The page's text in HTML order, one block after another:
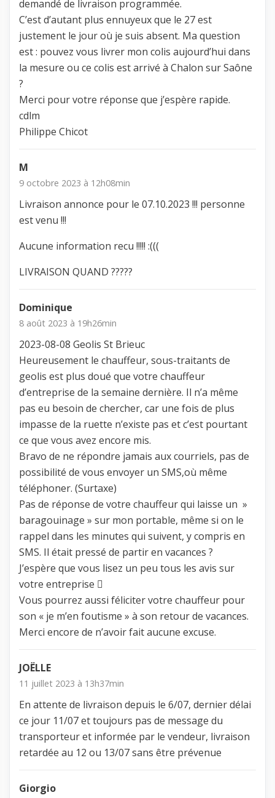
demandé de livraison programmée.
C’est d’autant plus ennuyeux que le 27 est
justement le jour où je suis absent. Ma question
est : pouvez vous livrer mon colis aujourd’hui dans
la mesure ou ce colis est arrivé à Chalon sur Saône
?
Merci pour votre réponse que j’espère rapide.
cdlm
Philippe Chicot
M
9 octobre 2023 à 12h08min
Livraison annonce pour le 07.10.2023 !!! personne
est venu !!!
Aucune information recu !!!!! :(((
LIVRAISON QUAND ?????
Dominique
8 août 2023 à 19h26min
2023-08-08 Geolis St Brieuc
Heureusement le chauffeur, sous-traitants de
geolis est plus doué que votre chauffeur
d’entreprise de la semaine dernière. Il n’a même
pas eu besoin de chercher, car une fois de plus
impasse de la ruette n’existe pas et c’est pourtant
ce que vous avez encore mis.
Bravo de ne répondre jamais aux courriels, pas de
possibilité de vous envoyer un SMS,où même
téléphoner. (Surtaxe)
Pas de réponse de votre chauffeur qui laisse un »
baragouinage » sur mon portable, même si on le
rappel dans les minutes qui suivent, y compris en
SMS. Il était pressé de partir en vacances ?
J’espère que vous lisez un peu tous les avis sur
votre entreprise 
Vous pourrez aussi féliciter votre chauffeur pour
son « je m’en foutisme » à son retour de vacances.
Merci encore de n’avoir fait aucune excuse.
JOËLLE
11 juillet 2023 à 13h37min
En attente de livraison depuis le 6/07, dernier délai
ce jour 11/07 et toujours pas de message du
transporteur et informée par le vendeur, livraison
retardée au 12 ou 13/07 sans être prévenue
Giorgio